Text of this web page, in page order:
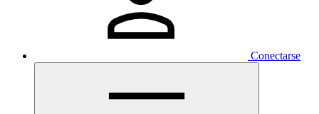
Conectarse